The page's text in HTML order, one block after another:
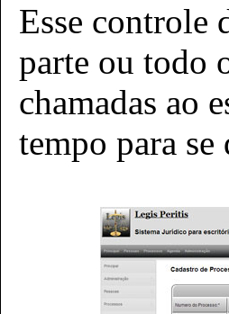
Esse controle
parte ou todo
chamadas ao
tempo para se